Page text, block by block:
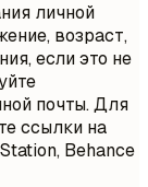
личной
возраст,
если это не
почты. Для
ссылки на
Behance